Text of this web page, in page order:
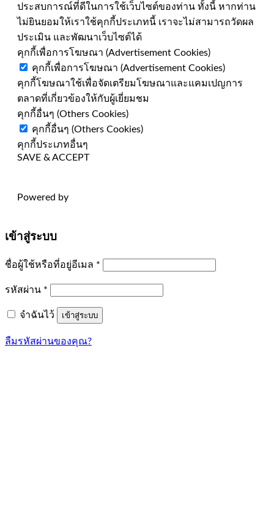
ประสบการณ์ที่ดีในการใช้เว็บไซต์ของท่าน ทั้งนี้ หากท่าน
ไม่ยินยอมให้เราใช้คุกกี้ประเภทนี้ เราจะไม่สามารถวัดผล
ประเมิน และพัฒนาเว็บไซต์ได้
คุกกี้เพื่อการโฆษณา (Advertisement Cookies)
คุกกี้เพื่อการโฆษณา (Advertisement Cookies)
คุกกี้โฆษณาใช้เพื่อจัดเตรียมโฆษณาและแคมเปญการ
ตลาดที่เกี่ยวข้องให้กับผู้เยี่ยมชม
คุกกี้อื่นๆ (Others Cookies)
คุกกี้อื่นๆ (Others Cookies)
คุกกี้ประเภทอื่นๆ
SAVE & ACCEPT
Powered by
เข้าสู่ระบบ
ชื่อผู้ใช้หรือที่อยู่อีเมล *
รหัสผ่าน *
จำฉันไว้ เข้าสู่ระบบ
ลืมรหัสผ่านของคุณ?